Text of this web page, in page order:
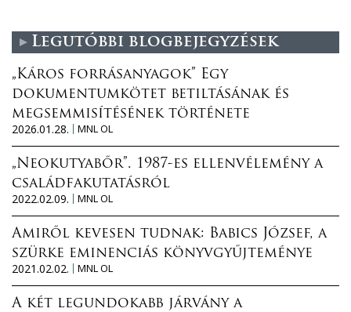
Legutóbbi blogbejegyzések
„Káros forrásanyagok” Egy
dokumentumkötet betiltásának és
megsemmisítésének története
2026.01.28.
MNL OL
„Neokutyabőr”. 1987-es ellenvélemény a
családfakutatásról
2022.02.09.
MNL OL
Amiről kevesen tudnak: Babics József, a
szürke eminenciás könyvgyűjteménye
2021.02.02.
MNL OL
A két legundokabb járvány a